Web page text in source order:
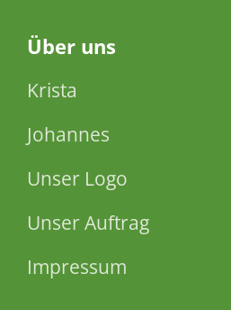
Über uns
Krista
Johannes
Unser Logo
Unser Auftrag
Impressum